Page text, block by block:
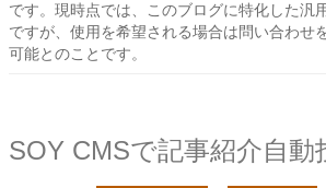
です。現時点では、このブログに特化した汎
ですが、使用を希望される場合は問い合わせ
可能とのことです。